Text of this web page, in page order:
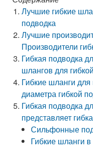
Лучшие гибкие
подводка
Лучшие
Производители
Гибкая подводка
шлангов для
Гибкие шланги
диаметра гибкой
Гибкая подводка
представляет
Сильфонные
Гибкие шланги в